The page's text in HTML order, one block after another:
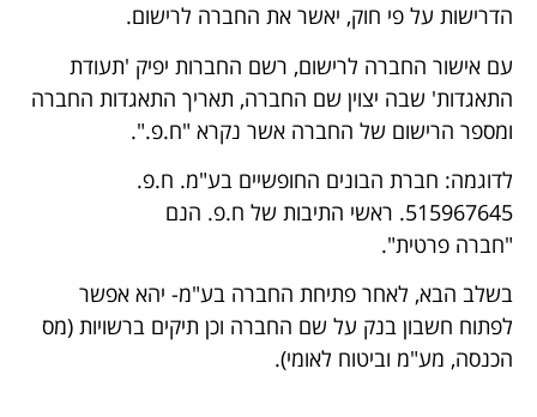
הדרישות על פי חוק, יאשר את החברה לרישום.
עם אישור החברה לרישום, רשם החברות יפיק 'תעודת
התאגדות' שבה יצוין שם החברה, תאריך התאגדות החברה
ומספר הרישום של החברה אשר נקרא "ח.פ.".
לדוגמה: חברת הבונים החופשיים בע"מ. ח.פ.
515967645. ראשי התיבות של ח.פ. הנם
"חברה פרטית".
בשלב הבא, לאחר פתיחת החברה בע"מ- יהא אפשר
לפתוח חשבון בנק על שם החברה וכן תיקים ברשויות (מס
הכנסה, מע"מ וביטוח לאומי).